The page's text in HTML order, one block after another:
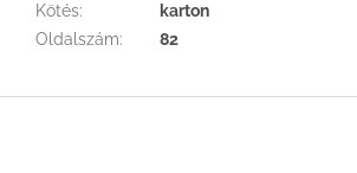
Kötés:
karton
Oldalszám: 82